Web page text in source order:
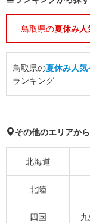
鳥取県の夏休み人
鳥取県の夏休み人気
ランキング
その他のエリアか
北海道
北陸
四国